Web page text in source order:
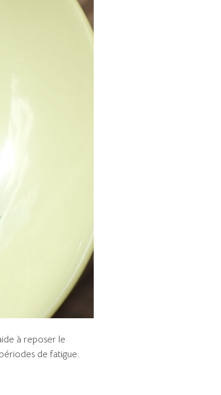
à reposer le
de fatigue.